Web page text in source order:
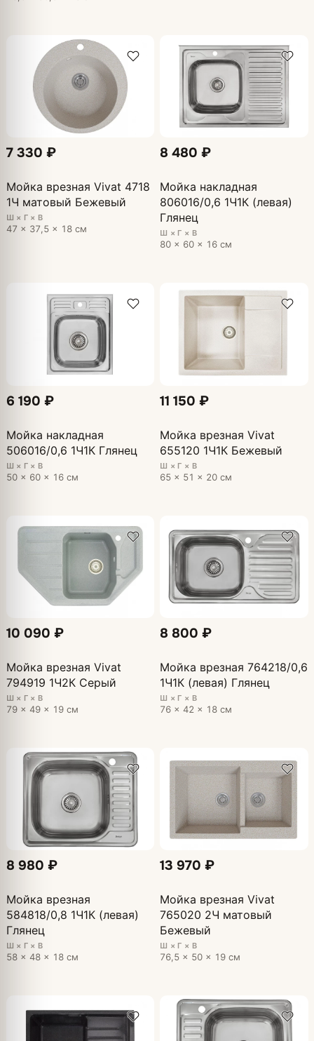
7 330 ₽
Мойка врезная Vivat 4718
1Ч матовый Бежевый
Ш × Г × В
47 × 37,5 × 18 см
8 480 ₽
Мойка накладная
806016/0,6 1Ч1К (левая)
Глянец
Ш × Г × В
80 × 60 × 16 см
6 190 ₽
Мойка накладная
506016/0,6 1Ч1К Глянец
Ш × Г × В
50 × 60 × 16 см
11 150 ₽
Мойка врезная Vivat
655120 1Ч1К Бежевый
Ш × Г × В
65 × 51 × 20 см
10 090 ₽
Мойка врезная Vivat
794919 1Ч2К Серый
Ш × Г × В
79 × 49 × 19 см
8 800 ₽
Мойка врезная 764218/0,6
1Ч1К (левая) Глянец
Ш × Г × В
76 × 42 × 18 см
8 980 ₽
Мойка врезная
584818/0,8 1Ч1К (левая)
Глянец
Ш × Г × В
58 × 48 × 18 см
13 970 ₽
Мойка врезная Vivat
765020 2Ч матовый
Бежевый
Ш × Г × В
76,5 × 50 × 19 см